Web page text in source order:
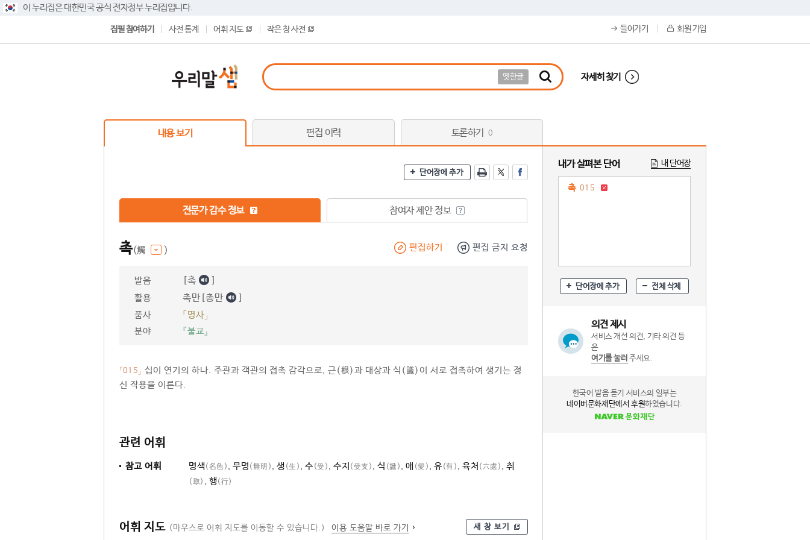
이 누리집은 대한민국 공식 전자정부 누리집입니다.
집필 참여하기 사전 통계 어휘 지도 작은 창 사전 들어가기 회원 가입
옛한글 자세히 찾기
내용 보기 편집 이력 토론하기 0
단어장에 추가
전문가 감수 정보 참여자 제안 정보
촉(觸 ) 편집하기 편집 금지 요청
발음 [촉 ]
활용 촉만[총만 ]
품사
「명사」
분야
『불교』
「015」 십이 연기의 하나. 주관과 객관의 접촉 감각으로, 근(根)과 대상과 식(識)이 서로 접촉하여 생기는 정
신 작용을 이른다.
관련 어휘
참고 어휘 명색 (名色) , 무명 (無明) , 생 (生) , 수 (受) , 수지 (受支) , 식 (識) , 애 (愛) , 유 (有) , 육처 (六處) , 취
(取) , 행(行)
어휘 지도 (마우스로 어휘 지도를 이동할 수 있습니다.) 이용 도움말 바로 가기 새 창 보기
내가 살펴본 단어 내 단어장
촉 015
단어장에 추가 전체 삭제
의견 제시
서비스 개선 의견, 기타 의견 등
은
여기를 눌러 주세요.
한국어 발음 듣기 서비스의 일부는
네이버문화재단에서 후원하였습니다.